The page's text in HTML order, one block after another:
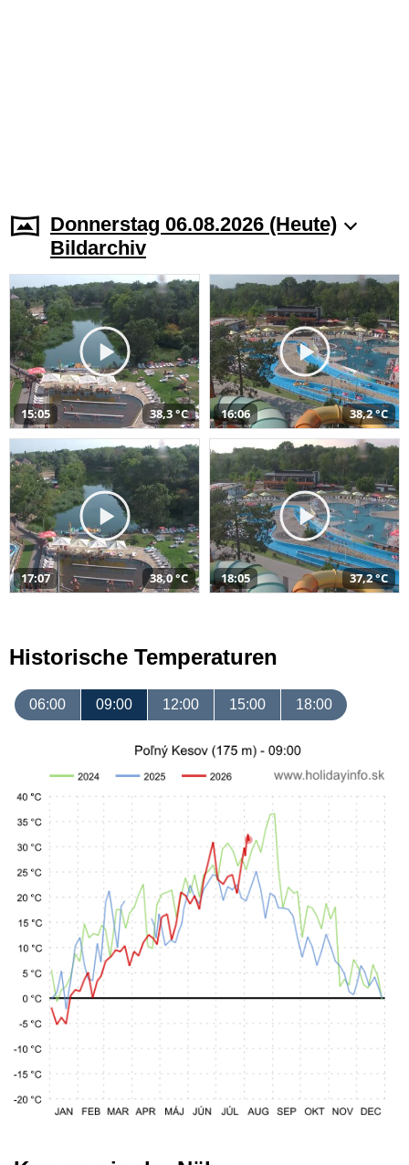
Donnerstag 06.08.2026 (Heute)
Bildarchiv
15:05 38,3 °C 16:06 38,2 °C
17:07 38,0 °C 18:05 37,2 °C
Historische Temperaturen
06:00 09:00 12:00 15:00 18:00